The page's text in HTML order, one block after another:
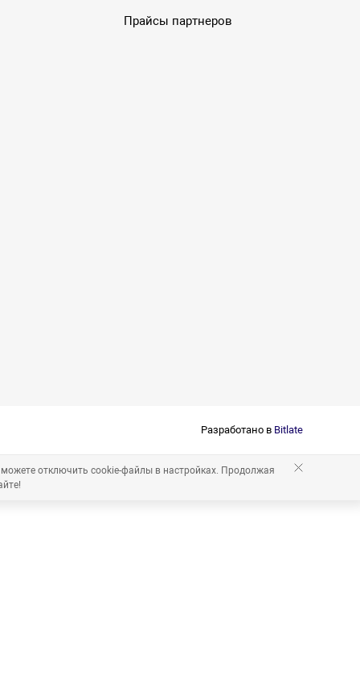
Прайсы партнеров
Разработано в Bitlate
отключить cookie-файлы в настройках. Продолжая